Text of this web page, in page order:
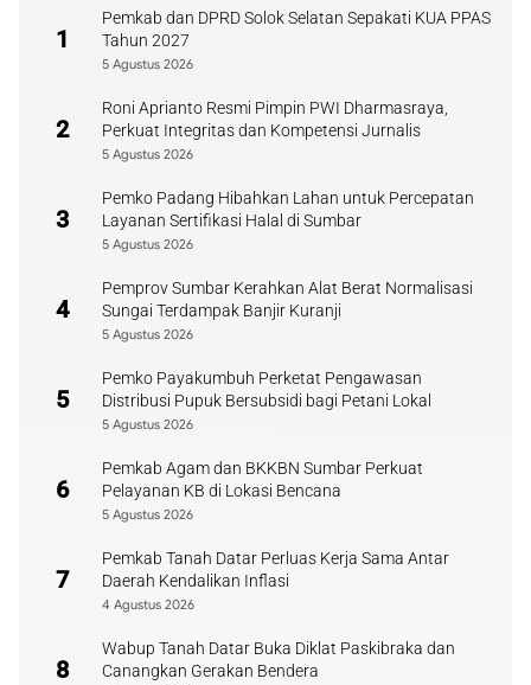
1
Pemkab dan DPRD Solok Selatan Sepakati KUA PPAS
Tahun 2027
5 Agustus 2026
2
Roni Aprianto Resmi Pimpin PWI Dharmasraya,
Perkuat Integritas dan Kompetensi Jurnalis
5 Agustus 2026
3
Pemko Padang Hibahkan Lahan untuk Percepatan
Layanan Sertifikasi Halal di Sumbar
5 Agustus 2026
4
Pemprov Sumbar Kerahkan Alat Berat Normalisasi
Sungai Terdampak Banjir Kuranji
5 Agustus 2026
5
Pemko Payakumbuh Perketat Pengawasan
Distribusi Pupuk Bersubsidi bagi Petani Lokal
5 Agustus 2026
6
Pemkab Agam dan BKKBN Sumbar Perkuat
Pelayanan KB di Lokasi Bencana
5 Agustus 2026
7
Pemkab Tanah Datar Perluas Kerja Sama Antar
Daerah Kendalikan Inflasi
4 Agustus 2026
8
Wabup Tanah Datar Buka Diklat Paskibraka dan
Canangkan Gerakan Bendera